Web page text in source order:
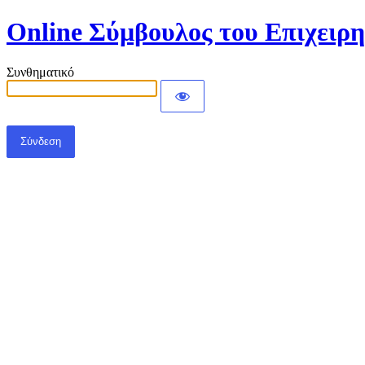
Online Σύμβουλος του
Συνθηματικό